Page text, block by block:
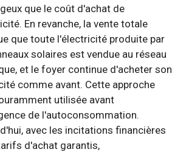
que le coût d'achat de
En revanche, la vente totale
que toute l'électricité produite par
solaires est vendue au réseau
et le foyer continue d'acheter son
comme avant. Cette approche
utilisée avant
de l'autoconsommation.
avec les incitations financières
d'achat garantis,